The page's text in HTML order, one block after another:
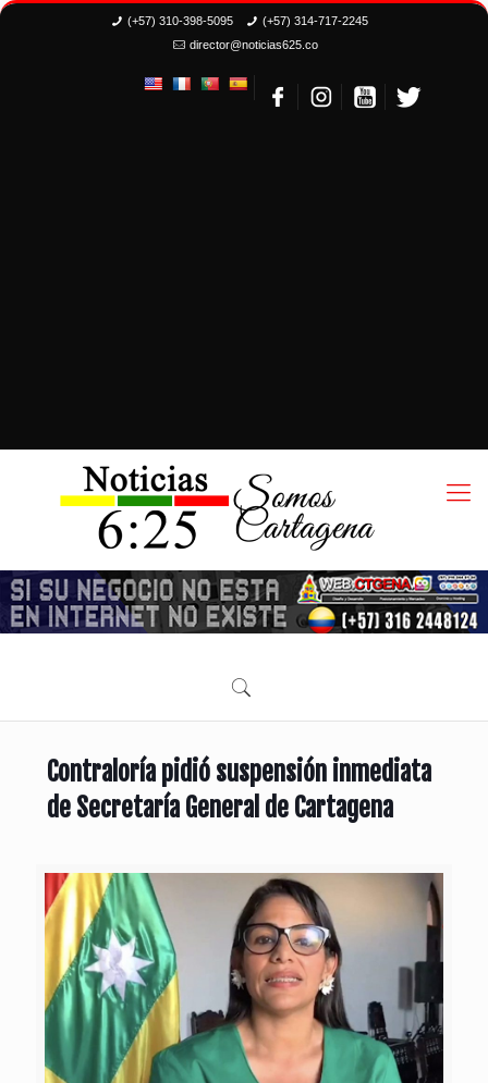
(+57) 310-398-5095
(+57) 314-717-2245
director@noticias625.co
Contraloría pidió suspensión inmediata
de Secretaría General de Cartagena